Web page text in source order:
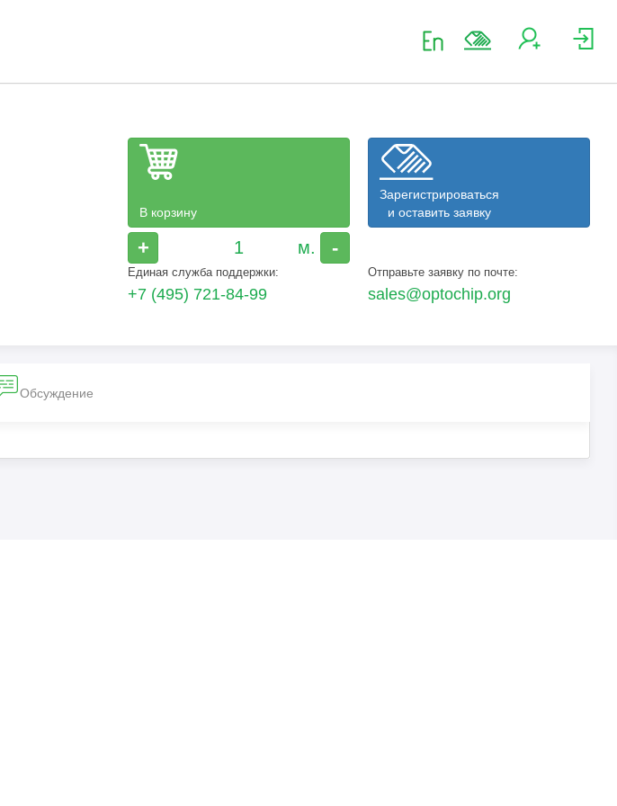
В корзину
+ -
Зарегистрироваться
и оставить заявку
Единая служба поддержки:
+7 (495) 721-84-99
Отправьте заявку по почте:
sales@optochip.org
Обсуждение